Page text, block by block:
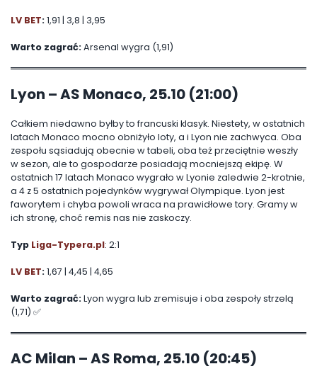
LV BET:1,91 | 3,8 | 3,95
Warto zagrać:Arsenal wygra (1,91)
Lyon – AS Monaco, 25.10 (21:00)
Całkiem niedawno byłby to francuski klasyk. Niestety, w ostatnich
latach Monaco mocno obniżyło loty, a i Lyon nie zachwyca. Oba
zespołu sąsiadują obecnie w tabeli, oba też przeciętnie weszły
w sezon, ale to gospodarze posiadają mocniejszą ekipę. W
ostatnich 17 latach Monaco wygrało w Lyonie zaledwie 2-krotnie,
a 4 z 5 ostatnich pojedynków wygrywał Olympique. Lyon jest
faworytem i chyba powoli wraca na prawidłowe tory. Gramy w
ich stronę, choć remis nas nie zaskoczy.
Typ Liga-Typera.pl: 2:1
LV BET:1,67 | 4,45 | 4,65
Warto zagrać:Lyon wygra lub zremisuje i oba zespoły strzelą
(1,71) ✅
AC Milan – AS Roma, 25.10 (20:45)